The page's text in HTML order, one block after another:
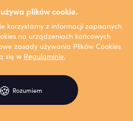
plików cookie.
korzystamy z informacji zapisanych
na urządzeniach końcowych
zasady używania Plików Cookies
się w Regulaminie.
🍪 Rozumiem